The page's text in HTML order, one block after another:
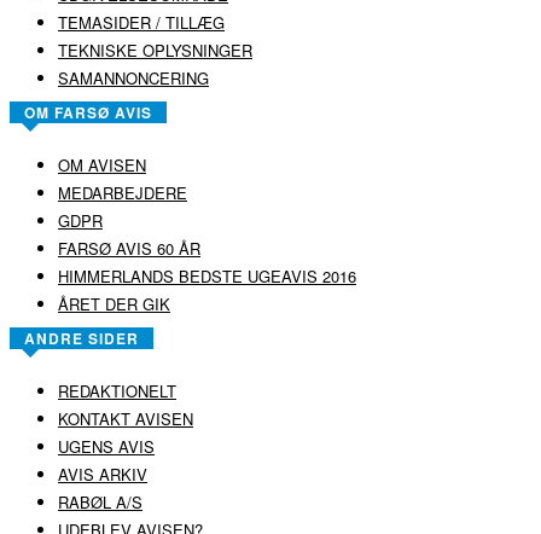
TEMASIDER / TILLÆG
TEKNISKE OPLYSNINGER
SAMANNONCERING
OM FARSØ AVIS
OM AVISEN
MEDARBEJDERE
GDPR
FARSØ AVIS 60 ÅR
HIMMERLANDS BEDSTE UGEAVIS 2016
ÅRET DER GIK
ANDRE SIDER
REDAKTIONELT
KONTAKT AVISEN
UGENS AVIS
AVIS ARKIV
RABØL A/S